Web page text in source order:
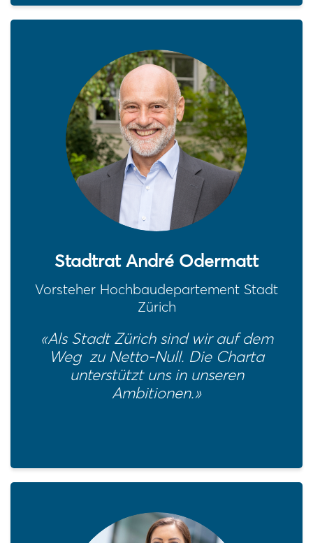
Stadtrat André Odermatt
Vorsteher Hochbaudepartement Stadt
Zürich
«Als Stadt Zürich sind wir auf dem
Weg zu Netto-Null. Die Charta
unterstützt uns in unseren
Ambitionen.»